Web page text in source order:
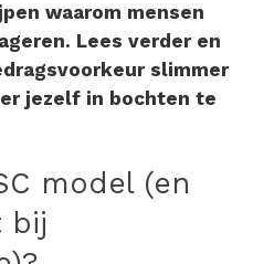
waarom mensen
Lees verder en
slimmer
jezelf in bochten te
model (en
bij